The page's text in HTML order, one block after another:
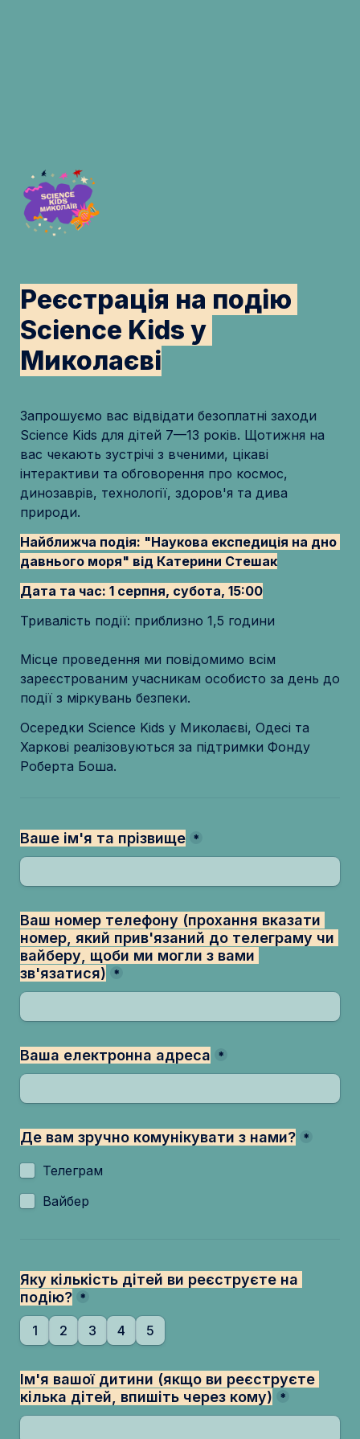
Реєстрація на подію
Science Kids у
Миколаєві
Запрошуємо вас відвідати безоплатні заходи
Science Kids для дітей 7—13 років. Щотижня на
вас чекають зустрічі з вченими, цікаві
інтерактиви та обговорення про космос,
динозаврів, технології, здоров'я та дива
природи.
Найближча подія: "Наукова експедиція на дно
давнього моря" від Катерини Стешак
Дата та час: 1 серпня, субота, 15:00
Тривалість події: приблизно 1,5 години
Місце проведення ми повідомимо всім
зареєстрованим учасникам особисто за день до
події з міркувань безпеки.
Осередки Science Kids у Миколаєві, Одесі та
Харкові реалізовуються за підтримки Фонду
Роберта Боша.
Ваше ім'я та прізвище *
Ваш номер телефону (прохання вказати
номер, який прив'язаний до телеграму чи
вайберу, щоби ми могли з вами
зв'язатися)
*
Ваша електронна адреса *
Де вам зручно комунікувати з нами? *
Телеграм
Вайбер
Яку кількість дітей ви реєструєте на
подію? *
1 2 3 4 5
Ім'я вашої дитини (якщо ви реєструєте
кілька дітей, впишіть через кому)
*